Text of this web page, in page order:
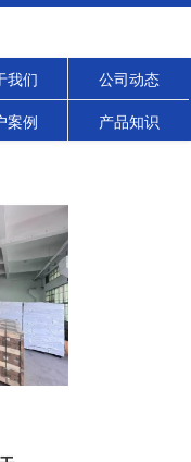
我们 公司动态
案例 产品知识